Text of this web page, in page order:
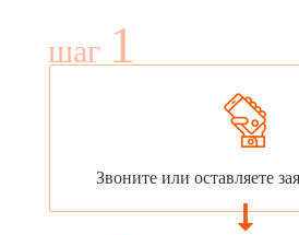
шаг 1
Звоните или оставляете